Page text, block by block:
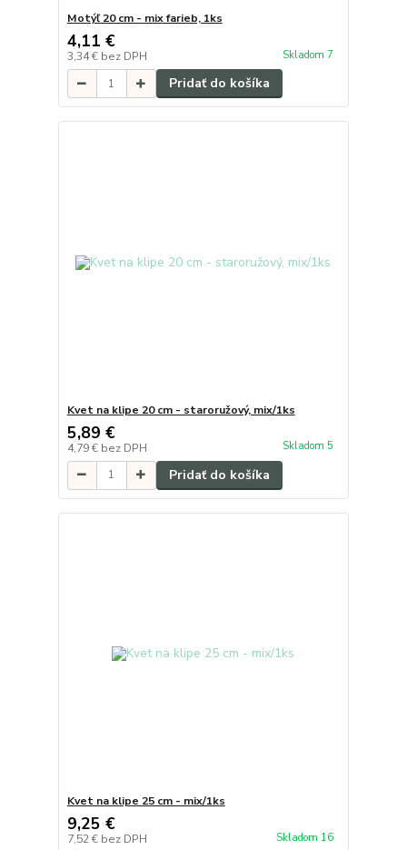
Motýľ 20 cm - mix farieb, 1ks
4,11 €
3,34 € bez DPH Skladom 7
Pridať do košíka
Kvet na klipe 20 cm - staroružový, mix/1ks
5,89 €
4,79 € bez DPH Skladom 5
Pridať do košíka
Kvet na klipe 25 cm - mix/1ks
9,25 €
7,52 € bez DPH Skladom 16